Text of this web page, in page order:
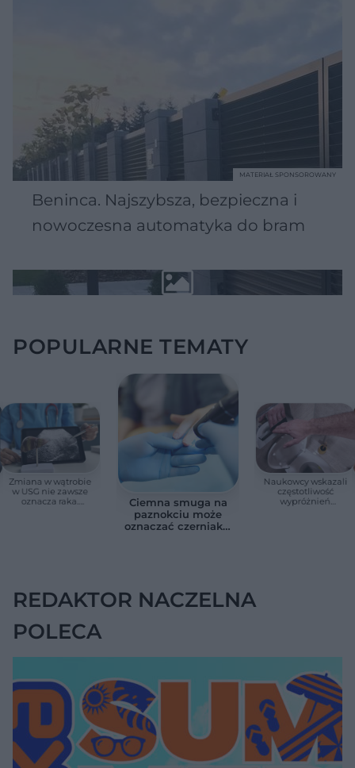
Beninca. Najszybsza, bezpieczna i
nowoczesna automatyka do bram
MATERIAŁ SPONSOROWANY
POPULARNE TEMATY
Zmiana w wątrobie
w USG nie zawsze
oznacza raka.
Ciemna smuga na
paznokciu może
oznaczać czerniaka.
Naukowcy wskazali
częstotliwość
wypróżnień
REDAKTOR NACZELNA
POLECA